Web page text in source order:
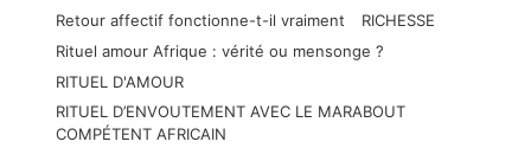
Retour affectif fonctionne-t-il vraiment
RICHESSE
Rituel amour Afrique : vérité ou mensonge ?
RITUEL D'AMOUR
RITUEL D’ENVOUTEMENT AVEC LE MARABOUT
COMPÉTENT AFRICAIN